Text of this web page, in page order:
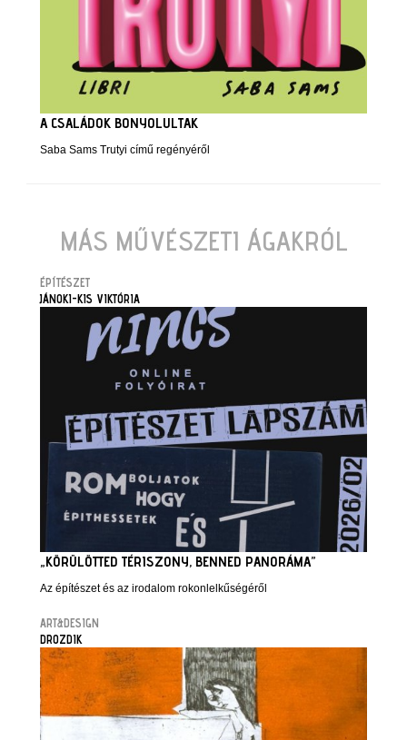
A CSALÁDOK BONYOLULTAK
Saba Sams Trutyi című regényéről
MÁS MŰVÉSZETI ÁGAKRÓL
ÉPÍTÉSZET
JÁNOKI-KIS VIKTÓRIA
„KÖRÜLÖTTED TÉRISZONY, BENNED PANORÁMA”
Az építészet és az irodalom rokonlelkűségéről
ART&DESIGN
DROZDIK